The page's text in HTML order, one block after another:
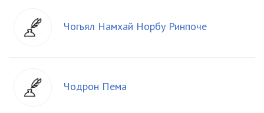
Чогьял Намхай Норбу Ринпоче
Чодрон Пема